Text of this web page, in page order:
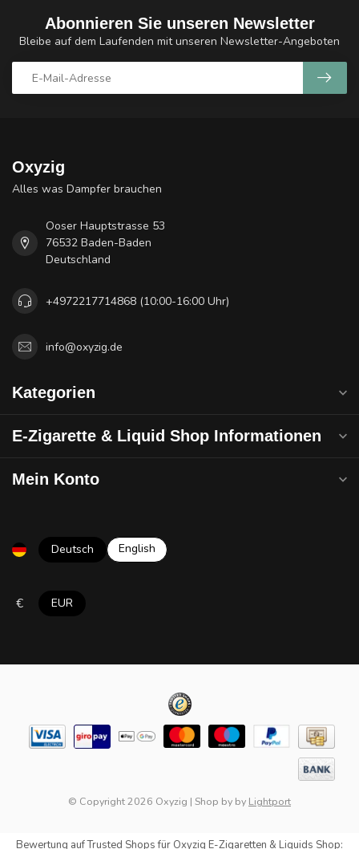
Abonnieren Sie unseren Newsletter
Bleibe auf dem Laufenden mit unseren Newsletter-Angeboten
Oxyzig
Alles was Dampfer brauchen
Ooser Hauptstrasse 53
76532 Baden-Baden
Deutschland
+4972217714868 (10:00-16:00 Uhr)
info@oxyzig.de
Kategorien
E-Zigarette & Liquid Shop Informationen
Mein Konto
Deutsch English
€ EUR
© Copyright 2026 Oxyzig | Shop by by Lightport
Bewertung aufTrusted Shopsfür Oxyzig E-Zigaretten & Liquids Shop: